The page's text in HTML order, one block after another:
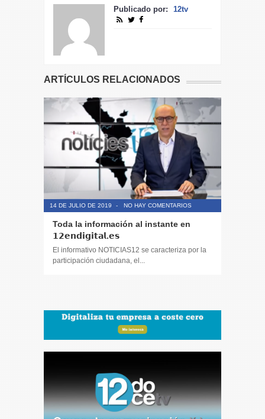
Publicado por: 12tv
ARTÍCULOS RELACIONADOS
14 DE JULIO DE 2019 - NO HAY COMENTARIOS
Toda la información al instante en
𝟭𝟮𝗲𝗻𝗱𝗶𝗴𝗶𝘁𝗮𝗹.𝗲𝘀
El informativo NOTICIAS12 se caracteriza por la
participación ciudadana, el...